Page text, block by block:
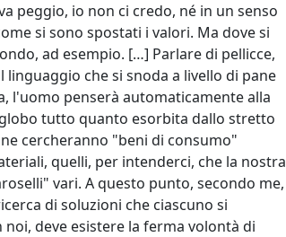
peggio, io non ci credo, né in un senso
si sono spostati i valori. Ma dove si
ad esempio. […] Parlare di pellicce,
che si snoda a livello di pane
l'uomo penserà automaticamente alla
tutto quanto esorbita dallo stretto
cercheranno "beni di consumo"
quelli, per intenderci, che la nostra
vari. A questo punto, secondo me,
di soluzioni che ciascuno si
deve esistere la ferma volontà di